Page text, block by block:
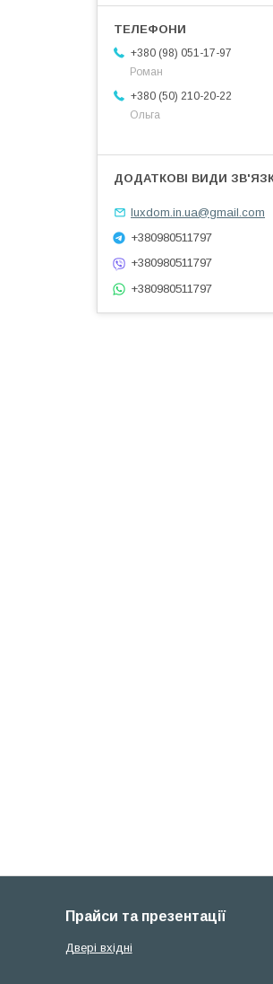
+380 (98) 051-17-97
Роман
+380 (50) 210-20-22
Ольга
luxdom.in.ua@gmail.com
+380980511797
+380980511797
+380980511797
Прайси та презентації
Двері вхідні